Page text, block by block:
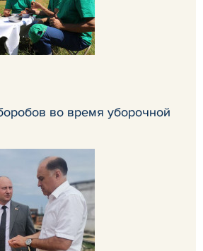
во время уборочной